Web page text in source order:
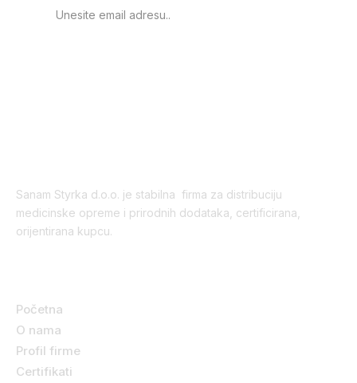
Sanam Styrka d.o.o. je stabilna firma za distribuciju
medicinske opreme i prirodnih dodataka, certificirana,
orijentirana kupcu.
Početna
O nama
Profil firme
Certifikati